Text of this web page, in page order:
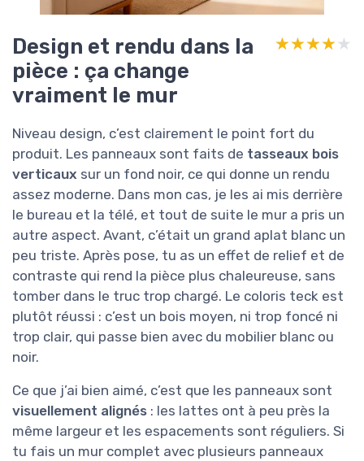
Design et rendu dans la
pièce : ça change
vraiment le mur
★★★★★
★★★★★
Niveau design, c’est clairement le point fort du
produit. Les panneaux sont faits de tasseaux bois
verticaux sur un fond noir, ce qui donne un rendu
assez moderne. Dans mon cas, je les ai mis derrière
le bureau et la télé, et tout de suite le mur a pris un
autre aspect. Avant, c’était un grand aplat blanc un
peu triste. Après pose, tu as un effet de relief et de
contraste qui rend la pièce plus chaleureuse, sans
tomber dans le truc trop chargé. Le coloris teck est
plutôt réussi : c’est un bois moyen, ni trop foncé ni
trop clair, qui passe bien avec du mobilier blanc ou
noir.
Ce que j’ai bien aimé, c’est que les panneaux sont
visuellement alignés : les lattes ont à peu près la
même largeur et les espacements sont réguliers. Si
tu fais un mur complet avec plusieurs panneaux